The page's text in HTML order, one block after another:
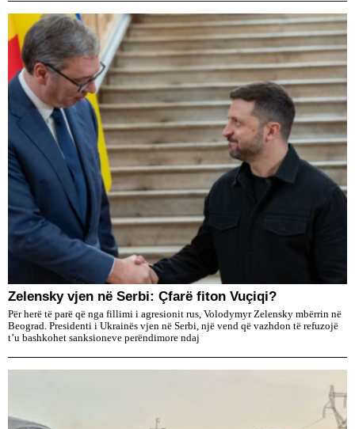
Zelensky vjen në Serbi: Çfarë fiton Vuçiqi?
Për herë të parë që nga fillimi i agresionit rus, Volodymyr Zelensky mbërrin në
Beograd. Presidenti i Ukrainës vjen në Serbi, një vend që vazhdon të refuzojë
t’u bashkohet sanksioneve perëndimore ndaj